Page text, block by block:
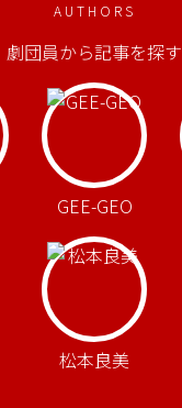
AUTHORS
劇団員から記事を探す
GEE-GEO
松本良美